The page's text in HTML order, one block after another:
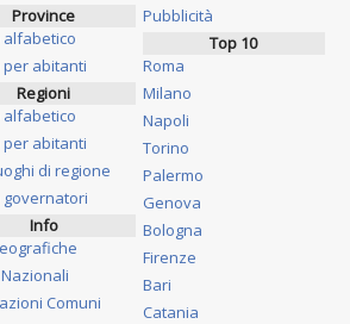
Province
alfabetico
per abitanti
Regioni
alfabetico
per abitanti
di regione
governatori
Info
Comuni
Pubblicità
Top 10
Roma
Milano
Napoli
Torino
Palermo
Genova
Bologna
Firenze
Bari
Catania